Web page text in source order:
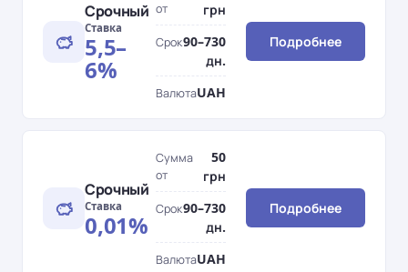
Срочный
Ставка
5,5–
6%
от
грн
Срок90–730
дн.
ВалютаUAH
Подробнее
Срочный
Ставка
0,01%
Сумма
от
50
грн
Срок90–730
дн.
ВалютаUAH
Подробнее